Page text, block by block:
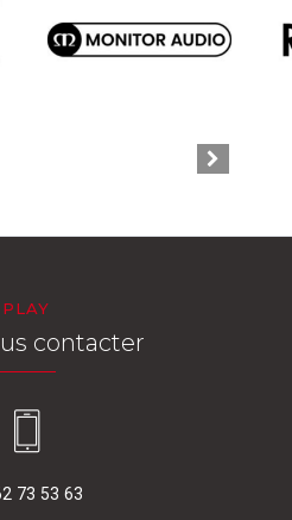
PLAY
contacter
73 53 63